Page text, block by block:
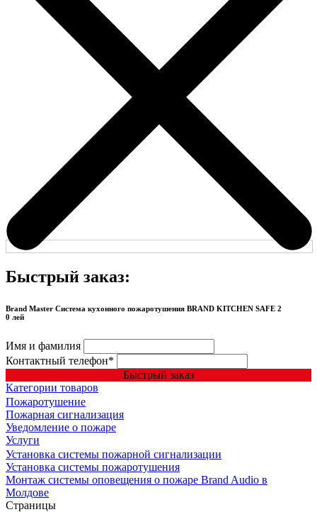
Быстрый заказ:
Brand Master Система кухонного пожаротушения BRAND KITCHEN SAFE 2
0 лей
Имя и фамилия
Контактный телефон*
Быстрый заказ
Категории товаров
Пожаротушение
Пожарная сигнализация
Уведомление о пожаре
Услуги
Установка системы пожарной сигнализации
Установка системы пожаротушения
Монтаж системы оповещения о пожаре Brand Audio в
Молдове
Страницы